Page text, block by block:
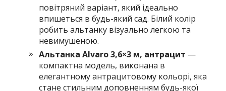
повітряний варіант, який ідеально
впишеться в будь-який сад. Білий колір
робить альтанку візуально легкою та
невимушеною.
Альтанка Alvaro 3,6×3 м, антрацит —
компактна модель, виконана в
елегантному антрацитовому кольорі, яка
стане стильним доповненням будь-якої